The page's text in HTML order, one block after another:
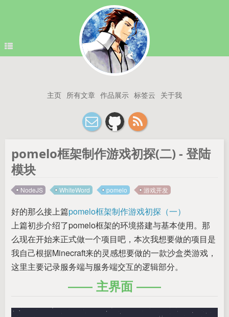
主页 所有文章 作品展示 标签云 关于我
pomelo框架制作游戏初探(二) - 登陆
模块
NodeJS WhiteWord pomelo 游戏开发
好的那么接上篇pomelo框架制作游戏初探（一）
上篇初步介绍了pomelo框架的环境搭建与基本使用。那
么现在开始来正式做一个项目吧，本次我想要做的项目是
我自己根据Minecraft来的灵感想要做的一款沙盒类游戏，
这里主要记录服务端与服务端交互的逻辑部分。
主界面